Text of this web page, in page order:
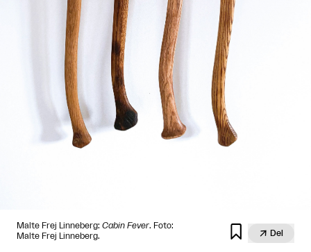
Malte Frej Linneberg: Cabin Fever. Foto:
Malte Frej Linneberg.
  Del